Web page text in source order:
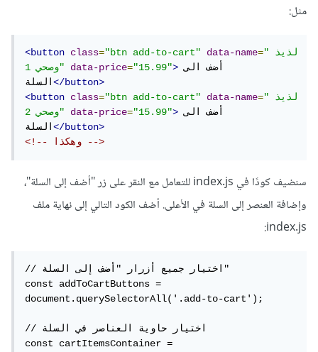
مثل:
<button class="btn add-to-cart" data-name="لذيذ
وصحي 1"
data-price="15.99"> أضف الى
السلة</button>
<button
class="btn add-to-cart" data-name="لذيذ
وصحي 2"
data-price="15.99"> أضف الى
السلة</button>
<!-- وهكذا -->
سنضيف كودًا في index.js للتعامل مع النقر على زر "أضف إلى السلة"،
وإضافة العنصر إلى السلة في الأعلى. أضف الكود التالي إلى نهاية ملف
index.js:
// اختيار جميع أزرار "أضف إلى السلة"
const addToCartButtons =
document.querySelectorAll('.add-to-cart');
// اختيار حاوية العناصر في السلة
const cartItemsContainer =